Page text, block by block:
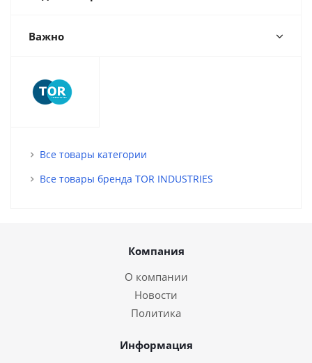
Важно
Все товары категории
Все товары бренда TOR INDUSTRIES
Компания
О компании
Новости
Политика
Информация